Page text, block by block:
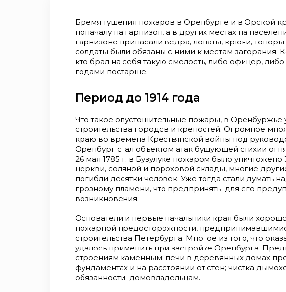
Бремя тушения пожаров в Оренбурге и в Орской
поначалу на гарнизон, а в других местах на
гарнизоне припасали ведра, лопаты, крюки,
солдаты были обязаны с ними к местам загорания.
кто брал на себя такую смелость, либо офицер,
годами постарше.
Период до 1914 года
Что такое опустошительные пожары, в Оренбуржье
строительства городов и крепостей. Огромное
краю во времена Крестьянской войны под
Оренбург стал объектом атак бушующей стихии
26 мая 1785 г. в Бузулуке пожаром было
церкви, соляной и пороховой склады, многие
погибли десятки человек. Уже тогда стали думать
грозному пламени, что предпринять для его
возникновения.
Основатели и первые начальники края были
пожарной предосторожности,
строительства Петербурга. Многое из того, что
удалось применить при застройке Оренбурга.
строениям каменным; печи в деревянных домах
фундаментах и на расстоянии от стен; чистка
обязанности домовладельцам.